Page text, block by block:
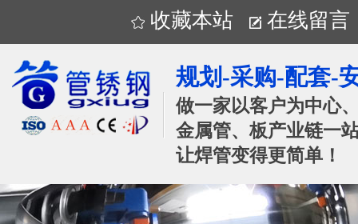
收藏本站 在线留言
规划-采购-配套-
做一家以客户为中心
金属管、板产业链一
让焊管变得更简单！